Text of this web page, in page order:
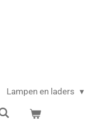
Lampen en laders